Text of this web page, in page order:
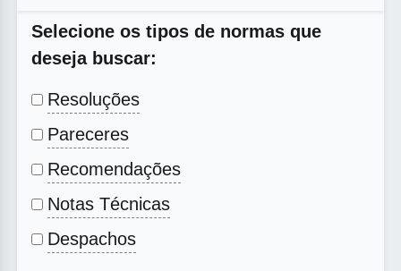
Selecione os tipos de normas que
deseja buscar:
Resoluções
Pareceres
Recomendações
Notas Técnicas
Despachos